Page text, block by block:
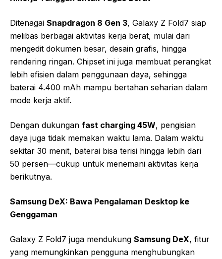
Ditenagai Snapdragon 8 Gen 3, Galaxy Z Fold7 siap
melibas berbagai aktivitas kerja berat, mulai dari
mengedit dokumen besar, desain grafis, hingga
rendering ringan. Chipset ini juga membuat perangkat
lebih efisien dalam penggunaan daya, sehingga
baterai 4.400 mAh mampu bertahan seharian dalam
mode kerja aktif.
Dengan dukungan fast charging 45W, pengisian
daya juga tidak memakan waktu lama. Dalam waktu
sekitar 30 menit, baterai bisa terisi hingga lebih dari
50 persen—cukup untuk menemani aktivitas kerja
berikutnya.
Samsung DeX: Bawa Pengalaman Desktop ke
Genggaman
Galaxy Z Fold7 juga mendukung Samsung DeX, fitur
yang memungkinkan pengguna menghubungkan